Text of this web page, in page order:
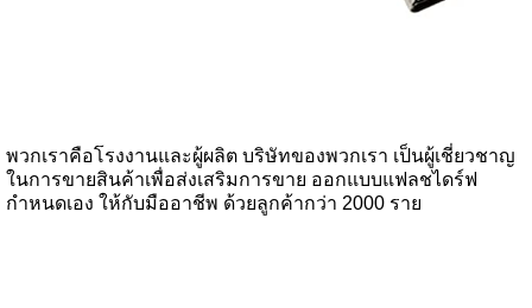
พวกเราคือโรงงานและผู้ผลิต บริษัทของพวกเรา เป็นผู้เชี่ยวชาญ
ในการขายสินค้าเพื่อส่งเสริมการขาย ออกแบบแฟลชไดร์ฟ
กำหนดเอง ให้กับมืออาชีพ ด้วยลูกค้ากว่า 2000 ราย